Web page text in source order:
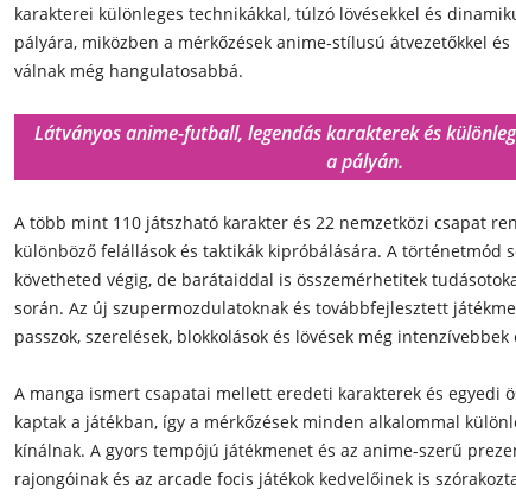
karakterei különleges technikákkal, túlzó lövésekkel és
pályára, miközben a mérkőzések anime-stílusú átvezetőkkel
válnak még hangulatosabbá.
Látványos anime-futball, legendás karakterek és
a pályán.
A több mint 110 játszható karakter és 22 nemzetközi csapat
különböző felállások és taktikák kipróbálására. A történetmód
követheted végig, de barátaiddal is összemérhetitek
során. Az új szupermozdulatoknak és továbbfejlesztett
passzok, szerelések, blokkolások és lövések még
A manga ismert csapatai mellett eredeti karakterek és egyedi
kaptak a játékban, így a mérkőzések minden alkalommal
kínálnak. A gyors tempójú játékmenet és az anime-szerű
rajongóinak és az arcade focis játékok kedvelőinek is